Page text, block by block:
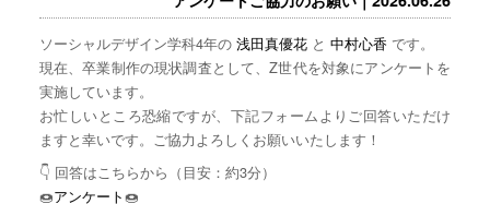
ソーシャルデザイン学科4年の 浅田真優花と 中村心香 です。
現在、卒業制作の現状調査として、Z世代を対象にアンケートを
実施しています。
お忙しいところ恐縮ですが、下記フォームよりご回答いただけ
ますと幸いです。ご協力よろしくお願いいたします！
👇 回答はこちらから（目安：約3分）
🍩アンケート🍩